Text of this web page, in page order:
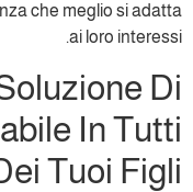
che meglio si adatta
ai loro interessi.
Di
In Tutti
Tuoi Figli